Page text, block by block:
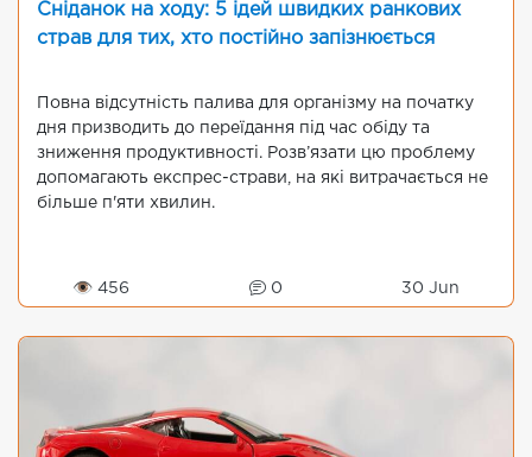
Сніданок на ходу: 5 ідей швидких ранкових
страв для тих, хто постійно запізнюється
Повна відсутність палива для організму на початку
дня призводить до переїдання під час обіду та
зниження продуктивності. Розв’язати цю проблему
допомагають експрес-страви, на які витрачається не
більше п'яти хвилин.
👁 456 0 30 Jun